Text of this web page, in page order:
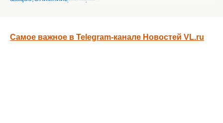
Самое важное в Telegram-канале Новостей VL.ru